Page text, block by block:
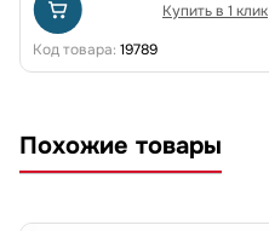
Купить в 1 клик
Код товара: 19789
Похожие товары